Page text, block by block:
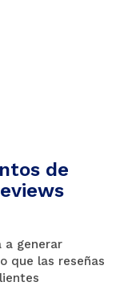
de
a generar
que las reseñas